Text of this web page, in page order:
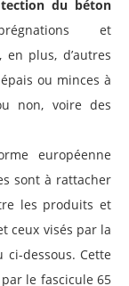
du béton
et
en plus, d’autres
ou minces à
non, voire des
européenne
sont à rattacher
les produits et
ceux visés par la
dessous. Cette
le fascicule 65